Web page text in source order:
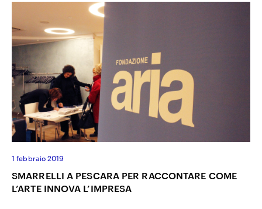
1 febbraio 2019
SMARRELLI A PESCARA PER RACCONTARE COME
L’ARTE INNOVA L’IMPRESA